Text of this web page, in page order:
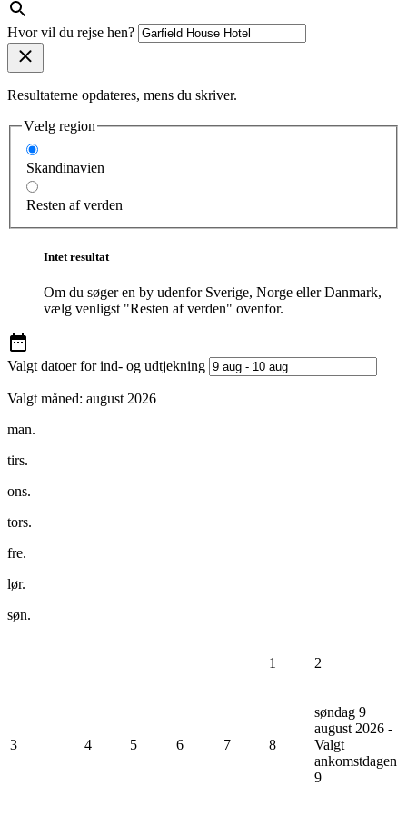
Hvor vil du rejse hen?
Resultaterne opdateres, mens du skriver.
Vælg region
Skandinavien
Resten af verden
Intet resultat
Om du søger en by udenfor Sverige, Norge eller Danmark,
vælg venligst "Resten af verden" ovenfor.
Valgt datoer for ind- og udtjekning
Valgt måned: august 2026
man.
tirs.
ons.
tors.
fre.
lør.
søn.
1 2
3 4 5 6 7 8
søndag 9
august 2026 -
Valgt
ankomstdagen
9